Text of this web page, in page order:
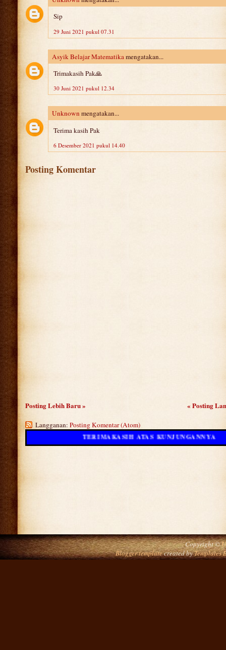
Sip
29 Juni 2021 pukul 07.31
Asyik Belajar Matematika mengatakan...
Trimakasih Pak🙏
30 Juni 2021 pukul 12.34
Unknown mengatakan...
Terima kasih Pak
6 Desember 2021 pukul 14.40
Posting Komentar
Posting Lebih Baru » « Posting
Langganan: Posting Komentar (Atom)
TERIMAKASIH ATAS KUNJUNGANNYA
Copyright ©
Blogger templatecreated byTemplates